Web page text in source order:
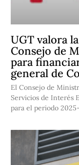
UGT valora
Consejo de
para
general de
El Consejo de
Servicios de Interés
para el periodo